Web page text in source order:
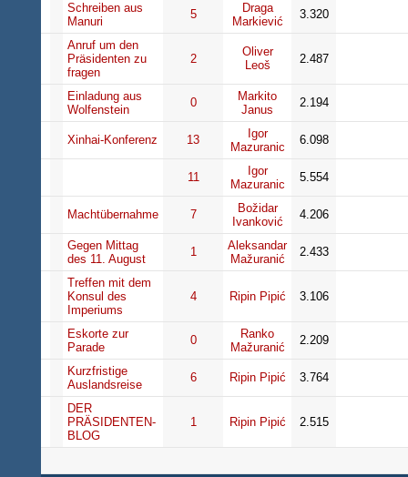
Schreiben aus
Manuri
5
Draga
Markiević
3.320
Anruf um den
Präsidenten zu
fragen
2
Oliver
Leoš
2.487
Einladung aus
Wolfenstein
0
Markito
Janus
2.194
Xinhai-Konferenz 13
Igor
Mazuranic
6.098
11
Igor
Mazuranic
5.554
Machtübernahme 7
Božidar
Ivanković
4.206
Gegen Mittag
des 11. August
1
Aleksandar
Mažuranić
2.433
Treffen mit dem
Konsul des
Imperiums
4 Ripin Pipić 3.106
Eskorte zur
Parade
0
Ranko
Mažuranić
2.209
Kurzfristige
Auslandsreise
6 Ripin Pipić 3.764
DER
PRÄSIDENTEN-
BLOG
1 Ripin Pipić 2.515